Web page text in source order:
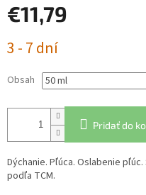
€11,79
cena:
3 - 7 dní
Obsah
Pridať do
Dýchanie. Pľúca. Oslabenie
podľa TCM.